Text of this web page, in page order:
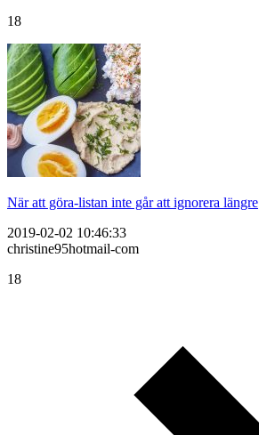
18
När att göra-listan inte går att ignorera längre
2019-02-02 10:46:33
christine95hotmail-com
18